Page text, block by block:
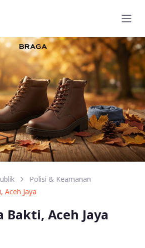
Polisi & Keamanan
Aceh Jaya
Bakti, Aceh Jaya